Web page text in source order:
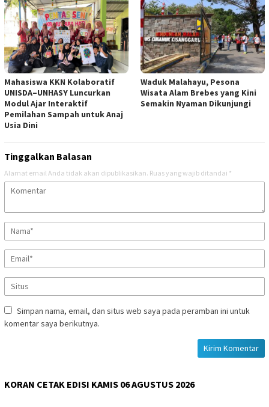
Mahasiswa KKN Kolaboratif
UNISDA–UNHASY Luncurkan
Modul Ajar Interaktif
Pemilahan Sampah untuk Anaj
Usia Dini
Waduk Malahayu, Pesona
Wisata Alam Brebes yang Kini
Semakin Nyaman Dikunjungi
Tinggalkan Balasan
Alamat email Anda tidak akan dipublikasikan. Ruas yang wajib ditandai *
Simpan nama, email, dan situs web saya pada peramban ini untuk
komentar saya berikutnya.
KORAN CETAK EDISI KAMIS 06 AGUSTUS 2026